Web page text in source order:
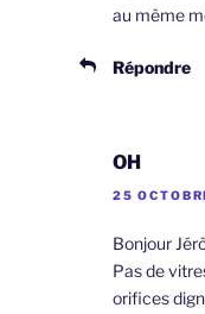
au même
Répondre
OH
25
Bonjour
Pas de
orifices